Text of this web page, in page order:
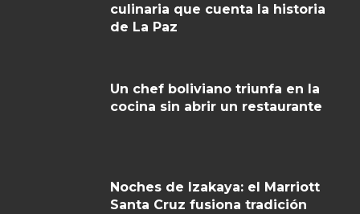
culinaria que cuenta la historia
de La Paz
Un chef boliviano triunfa en la
cocina sin abrir un restaurante
Noches de Izakaya: el Marriott
Santa Cruz fusiona tradición